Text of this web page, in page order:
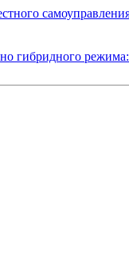
гибридного